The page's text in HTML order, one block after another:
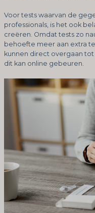
Voor tests waarvan de
professionals, is het ook
creëren. Omdat tests zo
behoefte meer aan extra
kunnen direct overgaan
dit kan online gebeuren.